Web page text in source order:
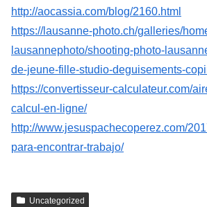
http://aocassia.com/blog/2160.html
https://lausanne-photo.ch/galleries/
lausannephoto/shooting-photo-
de-jeune-fille-studio-deguisements-
https://convertisseur-calculateur.com/
calcul-en-ligne/
http://www.jesuspachecoperez.com/
para-encontrar-trabajo/
Uncategorized